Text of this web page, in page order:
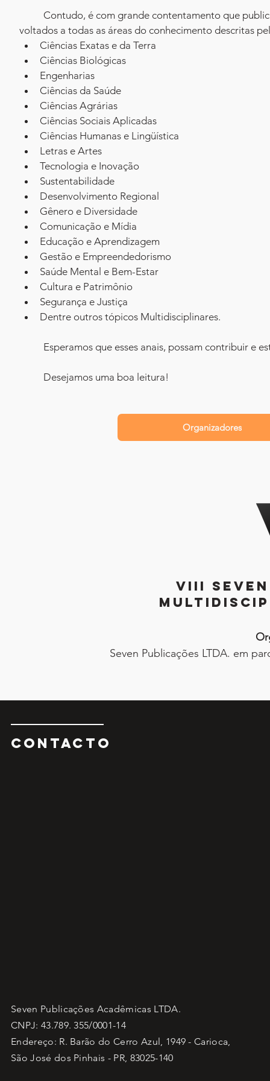
voltados a todas as áreas do conhecimento descritas
Ciências Exatas e da Terra
Ciências Biológicas
Engenharias
Ciências da Saúde
Ciências Agrárias
Ciências Sociais Aplicadas
Ciências Humanas e Lingüística
Letras e Artes
Tecnologia e Inovação
Sustentabilidade
Desenvolvimento Regional
Gênero e Diversidade
Comunicação e Mídia
Educação e Aprendizagem
Gestão e Empreendedorismo
Saúde Mental e Bem-Estar
Cultura e Patrimônio
Segurança e Justiça
Dentre outros tópicos Multidisciplinares.
Esperamos que esses anais, possam contribuir e
	Desejamos uma boa leitura!
Organizadores
VIII
Seven Publicações LTDA. em
CONTAcTO
Seven Publicações Acadêmicas LTDA.
CNPJ: 43.789. 355/0001-14
Endereço: R. Barão do Cerro Azul, 1949 - Carioca,
São José dos Pinhais - PR, 83025-140